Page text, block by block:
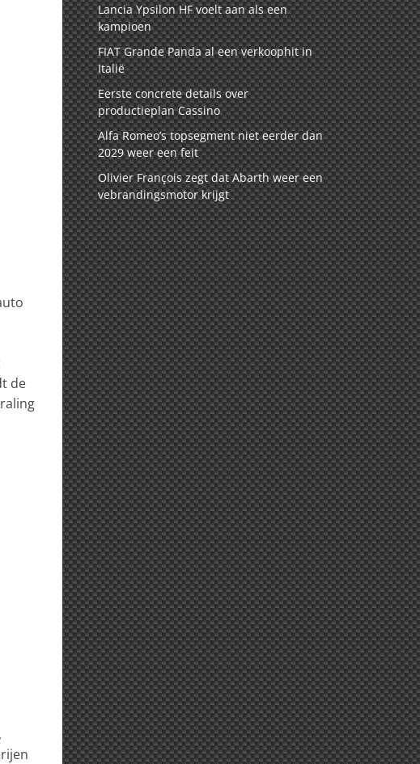
de
Lancia Ypsilon HF voelt aan als een
kampioen
FIAT Grande Panda al een verkoophit in
Italië
Eerste concrete details over
productieplan Cassino
Alfa Romeo’s topsegment niet eerder dan
2029 weer een feit
Olivier François zegt dat Abarth weer een
vebrandingsmotor krijgt